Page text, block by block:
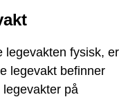
legevakten fysisk, er
legevakt befinner
på